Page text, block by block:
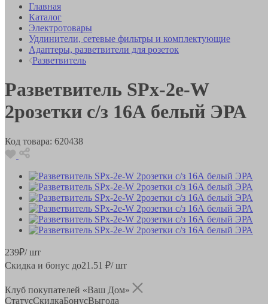
Главная
Каталог
Электротовары
Удлинители, сетевые фильтры и комплектующие
Адаптеры, разветвители для розеток
Разветвитель
Разветвитель SPx-2e-W
2розетки с/з 16А белый ЭРА
Код товара: 620438
239₽/ шт
Скидка и бонус до21.51 ₽/ шт
Клуб покупателей «Ваш Дом»
СтатусСкидкаБонусВыгода